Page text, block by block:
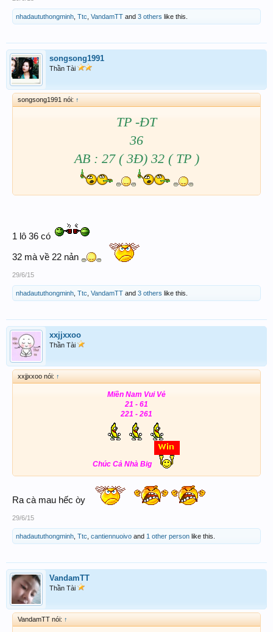
nhadaututhongminh Ttc VandamTT and 3 others like this.
songsong1991
Thần Tài
songsong1991 nói: ↑
TP -ĐT
36
AB : 27 ( 3Đ) 32 ( TP )
1 lô 36 có
32 mà về 22 nản
29/6/15
nhadaututhongminh Ttc VandamTT and 3 others like this.
xxjjxxoo
Thần Tài
xxjjxxoo nói: ↑
Miền Nam Vui Vẻ
21 - 61
221 - 261
Chúc Cả Nhà Big
Ra cà mau hếc òy
29/6/15
nhadaututhongminh Ttc cantiennuoivo and 1 other person like this.
VandamTT
Thần Tài
VandamTT nói: ↑